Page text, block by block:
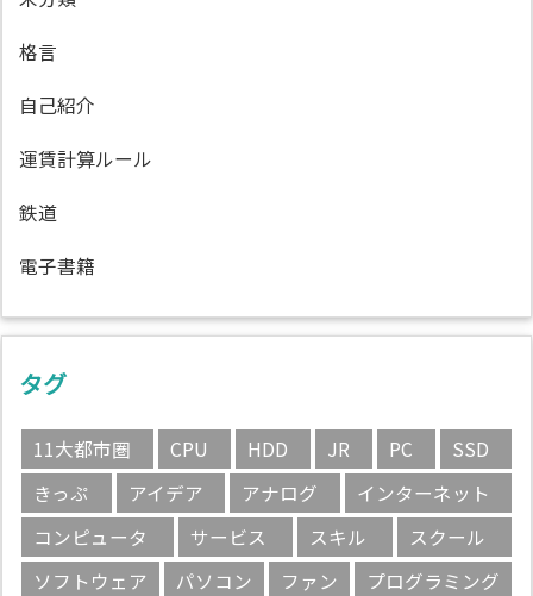
格言
自己紹介
運賃計算ルール
鉄道
電子書籍
タグ
11大都市圏 CPU HDD JR PC
SSD
きっぷ
アイデア アナログ
インターネット
コンピュータ
サービス スキル
スクール
ソフトウェア
パソコン ファン
プログラミング